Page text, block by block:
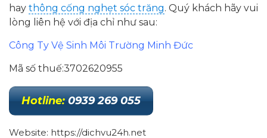
hay thông cống nghẹt sóc trăng. Quý khách hãy vui
lòng liên hệ với địa chỉ như sau:
Công Ty Vệ Sinh Môi Trường Minh Đức
Mã số thuế:3702620955
Hotline: 0939 269 055
Website: https://dichvu24h.net